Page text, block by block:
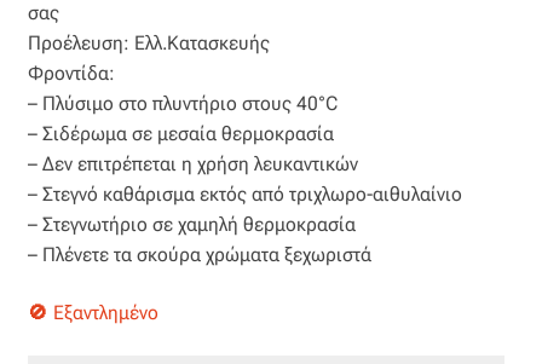
Γκρο
Δαντέλα
Δίχτυ
Επιπλόπανο
σας
Προέλευση: Ελλ.Κατασκευής
Φροντίδα:
– Πλύσιμο στο πλυντήριο στους 40°C
– Σιδέρωμα σε μεσαία θερμοκρασία
– Δεν επιτρέπεται η χρήση λευκαντικών
– Στεγνό καθάρισμα εκτός από τριχλωρο-αιθυλαίνιο
– Στεγνωτήριο σε χαμηλή θερμοκρασία
– Πλένετε τα σκούρα χρώματα ξεχωριστά
Εξαντλημένο